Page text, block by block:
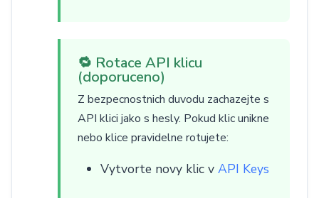
🔁 Rotace API klicu
(doporuceno)
Z bezpecnostnich duvodu zachazejte s
API klici jako s hesly. Pokud klic unikne
nebo klice pravidelne rotujete:
Vytvorte novy klic v API Keys